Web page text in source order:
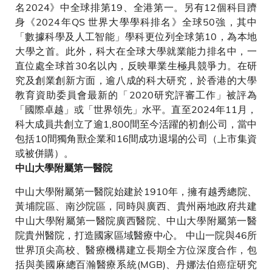
名2024》中全球排第19、全港第一。另有12個科目躋
身《2024年QS 世界大學學科排名》全球50強，其中
「數據科學及人工智能」學科更位列全球第10，為本地
大學之首。此外，科大在全球大學就業能力排名中，一
直位處全球首30名以內，反映畢業生極具競爭力。在研
究及創業創新方面，逾八成的科大研究，於香港的大學
教育資助委員會最新的「2020研究評審工作」被評為
「國際卓越」或「世界領先」水平。直至2024年11月，
科大成員共創立了逾1,800間至今活躍的初創公司，當中
包括10間獨角獸企業和16間成功退場的公司（上市集資
或被併購）。
中山大學附屬第一醫院
中山大學附屬第一醫院始建於1910年，擁有越秀總院、
黃埔院區、南沙院區，同時與廣西、貴州兩地政府共建
中山大學附屬第一醫院廣西醫院、中山大學附屬第一醫
院貴州醫院，打造國家區域醫療中心。 中山一院與46所
世界頂尖高校、醫療機構建立長期全方位深度合作，包
括與美國麻總百瀚醫療系統(MGB)、丹娜法伯癌症研究